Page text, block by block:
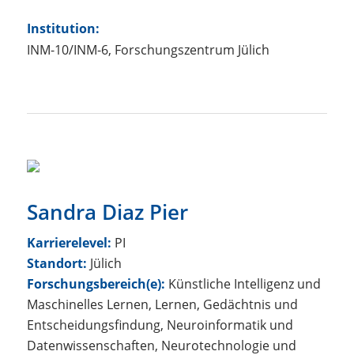
Institution:
INM-10/INM-6, Forschungszentrum Jülich
Sandra Diaz Pier
Karrierelevel: PI
Standort: Jülich
Forschungsbereich(e): Künstliche Intelligenz und
Maschinelles Lernen, Lernen, Gedächtnis und
Entscheidungsfindung, Neuroinformatik und
Datenwissenschaften, Neurotechnologie und